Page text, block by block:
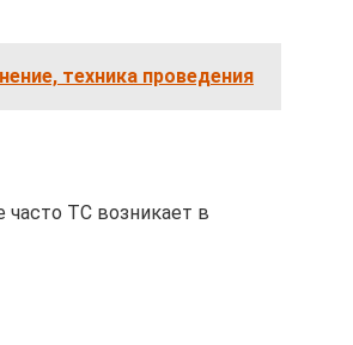
техника проведения
часто ТС возникает в